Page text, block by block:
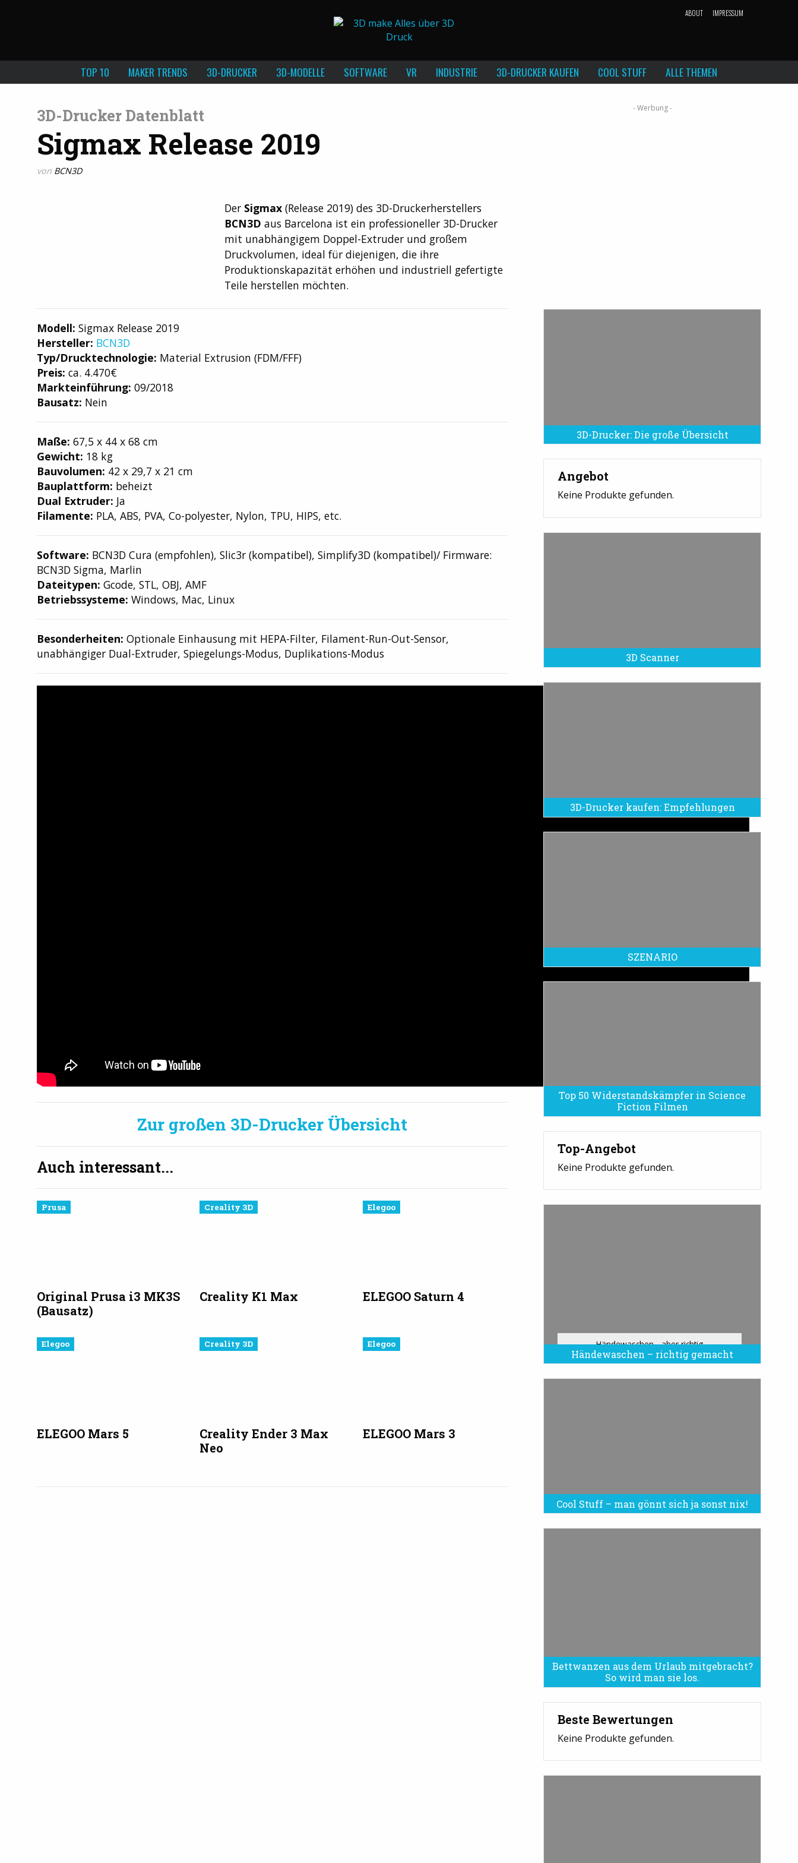
ABOUT IMPRESSUM
TOP 10 MAKER TRENDS 3D-DRUCKER 3D-MODELLE SOFTWARE VR INDUSTRIE 3D-DRUCKER KAUFEN COOL STUFF ALLE THEMEN
3D-Drucker Datenblatt
Sigmax Release 2019
von BCN3D
Der Sigmax (Release 2019) des 3D-Druckerherstellers
BCN3D aus Barcelona ist ein professioneller 3D-Drucker
mit unabhängigem Doppel-Extruder und großem
Druckvolumen, ideal für diejenigen, die ihre
Produktionskapazität erhöhen und industriell gefertigte
Teile herstellen möchten.
Modell: Sigmax Release 2019
Hersteller: BCN3D
Typ/Drucktechnologie: Material Extrusion (FDM/FFF)
Preis: ca. 4.470€
Markteinführung: 09/2018
Bausatz: Nein
Maße: 67,5 x 44 x 68 cm
Gewicht: 18 kg
Bauvolumen: 42 x 29,7 x 21 cm
Bauplattform: beheizt
Dual Extruder: Ja
Filamente: PLA, ABS, PVA, Co-polyester, Nylon, TPU, HIPS, etc.
Software: BCN3D Cura (empfohlen), Slic3r (kompatibel), Simplify3D (kompatibel)/ Firmware:
BCN3D Sigma, Marlin
Dateitypen: Gcode, STL, OBJ, AMF
Betriebssysteme: Windows, Mac, Linux
Besonderheiten: Optionale Einhausung mit HEPA-Filter, Filament-Run-Out-Sensor,
unabhängiger Dual-Extruder, Spiegelungs-Modus, Duplikations-Modus
Zur großen 3D-Drucker Übersicht
Auch interessant...
Prusa
Original Prusa i3 MK3S
(Bausatz)
Creality 3D
Creality K1 Max
Elegoo
ELEGOO Saturn 4
Elegoo
ELEGOO Mars 5
Creality 3D
Creality Ender 3 Max
Neo
Elegoo
ELEGOO Mars 3
3D-Drucker: Die große Übersicht
Angebot
Keine Produkte gefunden.
3D Scanner
3D-Drucker kaufen: Empfehlungen
SZENARIO
Top 50 Widerstandskämpfer in Science
Fiction Filmen
Top-Angebot
Keine Produkte gefunden.
Händewaschen – richtig gemacht
Händewaschen - aber richtig
Cool Stuff – man gönnt sich ja sonst nix!
Bettwanzen aus dem Urlaub mitgebracht?
So wird man sie los.
Bettwanzen sind eine Plage
Beste Bewertungen
Keine Produkte gefunden.